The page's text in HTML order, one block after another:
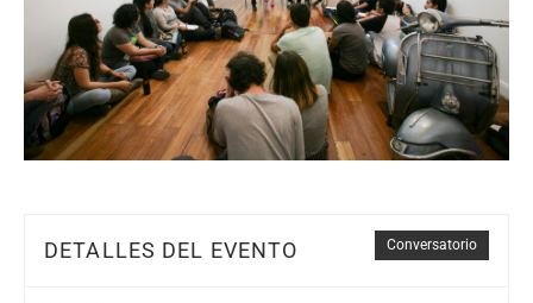
Conversatorio
DETALLES DEL EVENTO